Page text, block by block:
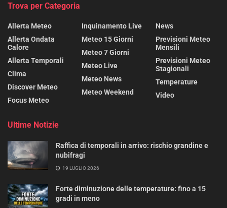
Trova per Categoria
Allerta Meteo
Allerta Ondata
Calore
Allerta Temporali
Clima
Discover Meteo
Focus Meteo
Inquinamento Live
Meteo 15 Giorni
Meteo 7 Giorni
Meteo Live
Meteo News
Meteo Weekend
News
Previsioni Meteo
Mensili
Previsioni Meteo
Stagionali
Temperature
Video
Ultime Notizie
Raffica di temporali in arrivo: rischio grandine e
nubifragi
19 LUGLIO 2026
Forte diminuzione delle temperature: fino a 15
gradi in meno